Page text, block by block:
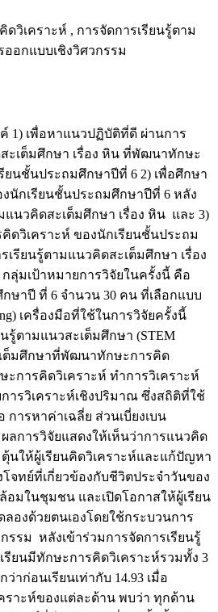
วิเคราะห์ , การจัดการเรียนรู้ตาม
อกแบบเชิงวิศวกรรม
1) เพื่อหาแนวปฏิบัติที่ดี ผ่านการ
ะเต็มศึกษา เรื่อง หิน ที่พัฒนาทักษะ
ยนชั้นประถมศึกษาปีที่ 6 2) เพื่อศึกษา
นักเรียนชั้นประถมศึกษาปีที่ 6 หลัง
แนวคิดสะเต็มศึกษา เรื่อง หิน และ 3)
คิดวิเคราะห์ ของนักเรียนชั้นประถม
เรียนรู้ตามแนวคิดสะเต็มศึกษา เรื่อง
ลุ่มเป้าหมายการวิจัยในครั้งนี้ คือ
ษาปี ที่ 6 จำนวน 30 คน ที่เลือกแบบ
เครื่องมือที่ใช้ในการวิจัยครั้งนี้
รู้ตามแนวสะเต็มศึกษา (STEM
เต็มศึกษาที่พัฒนาทักษะการคิด
ะการคิดวิเคราะห์ ทำการวิเคราะห์
รวิเคราะห์เชิงปริมาณ ซึ่งสถิติที่ใช้
ารหาค่าเฉลี่ย ส่วนเบี่ยงเบน
ลการวิจัยแสดงให้เห็นว่าการแนวคิด
นให้ผู้เรียนคิดวิเคราะห์และแก้ปัญหา
จทย์ที่เกี่ยวข้องกับชีวิตประจำวันของ
อมในชุมชน และเปิดโอกาสให้ผู้เรียน
องด้วยตนเองโดยใช้กระบวนการ
รรม หลังเข้าร่วมการจัดการเรียนรู้
ยนมีทักษะการคิดวิเคราะห์รวมทั้ง 3
าก่อนเรียนเท่ากับ 14.93 เมื่อ
าะห์ของแต่ละด้าน พบว่า ทุกด้าน